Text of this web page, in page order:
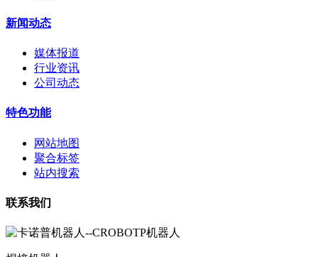
新闻动态
媒体报道
行业资讯
公司动态
特色功能
网站地图
聚合标签
站内搜索
联系我们